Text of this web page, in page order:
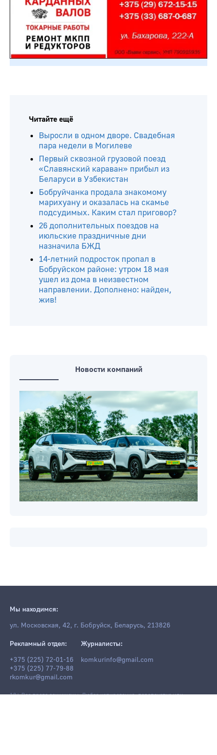
Читайте ещё
Выросли в одном дворе. Свадебная
пара недели в Могилеве
Первый сквозной грузовой поезд
«Славянский караван» прибыл из
Беларуси в Узбекистан
Бобруйчанка продала знакомому
марихуану и оказалась на скамье
подсудимых. Каким стал приговор?
26 дополнительных поездов на
июльские праздничные дни
назначила БЖД
14-летний подросток пропал в
Бобруйском районе: утром 18 мая
ушел из дома в неизвестном
направлении. Дополнено: найден,
жив!
Новости компаний
Мы находимся:
ул. Московская, 42, г. Бобруйск, Беларусь, 213826
Рекламный отдел:
+375 (225) 72-01-16
+375 (225) 77-79-88
rkomkur@gmail.com
Журналисты:
komkurinfo@gmail.com
18+ Все права защищены. Любое копирование, перепечатка или